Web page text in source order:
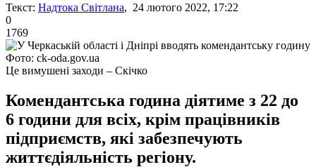
Текст: Надтока Світлана, 24 лютого 2022, 17:22
0
1769
Фото: ck-oda.gov.ua
Це вимушені заходи – Скічко
Комендантська година діятиме з 22 до
6 години для всіх, крім працівників
підприємств, які забезпечують
життєдіяльність регіону.